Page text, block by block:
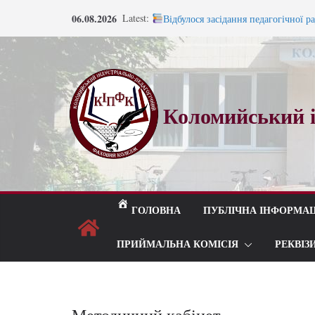
06.08.2026 Latest:
Відбулося засідання педагогічної
Запрошуємо на навчання!
Запрошуємо на навчання!
ВСТУП 2026
Коломийський
ГОЛОВНА ПУБЛІЧНА
ПРИЙМАЛЬНА КОМІСІЯ